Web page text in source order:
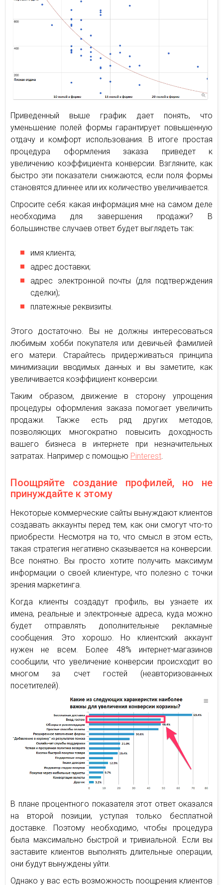
Приведенный выше график дает понять, что
уменьшение полей формы гарантирует повышенную
отдачу и комфорт использования. В итоге простая
процедура оформления заказа приведет к
увеличению коэффициента конверсии. Взгляните, как
быстро эти показатели снижаются, если поля формы
становятся длиннее или их количество увеличивается.
Спросите себя: какая информация мне на самом деле
необходима для завершения продажи? В
большинстве случаев ответ будет выглядеть так:
имя клиента;
адрес доставки;
адрес электронной почты (для подтверждения
сделки);
платежные реквизиты.
Этого достаточно. Вы не должны интересоваться
любимым хобби покупателя или девичьей фамилией
его матери. Старайтесь придерживаться принципа
минимизации вводимых данных и вы заметите, как
увеличивается коэффициент конверсии.
Таким образом, движение в сторону упрощения
процедуры оформления заказа помогает увеличить
продажи. Также есть ряд других методов,
позволяющих многократно повысить доходность
вашего бизнеса в интернете при незначительных
затратах. Например с помощью Pinterest
Поощряйте создание профилей, но не
принуждайте к этому
Некоторые коммерческие сайты вынуждают клиентов
создавать аккаунты перед тем, как они смогут что-то
приобрести. Несмотря на то, что смысл в этом есть,
такая стратегия негативно сказывается на конверсии.
Все понятно. Вы просто хотите получить максимум
информации о своей клиентуре, что полезно с точки
зрения маркетинга.
Когда клиенты создадут профиль, вы узнаете их
имена, реальные и электронные адреса, куда можно
будет отправлять дополнительные рекламные
сообщения. Это хорошо. Но клиентский аккаунт
нужен не всем. Более 48% интернет-магазинов
сообщили, что увеличение конверсии происходит во
многом за счет гостей (неавторизованных
посетителей).
В плане процентного показателя этот ответ оказался
на второй позиции, уступая только бесплатной
доставке. Поэтому необходимо, чтобы процедура
была максимально быстрой и тривиальной. Если вы
заставите клиентов выполнять длительные операции,
они будут вынуждены уйти.
Однако у вас есть возможность поощрения клиентов